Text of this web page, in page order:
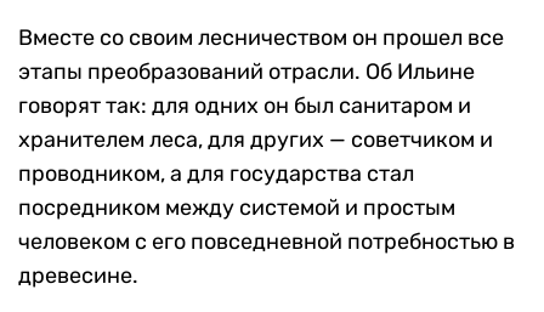
Вместе со своим лесничеством он прошел все
этапы преобразований отрасли. Об Ильине
говорят так: для одних он был санитаром и
хранителем леса, для других — советчиком и
проводником, а для государства стал
посредником между системой и простым
человеком с его повседневной потребностью в
древесине.